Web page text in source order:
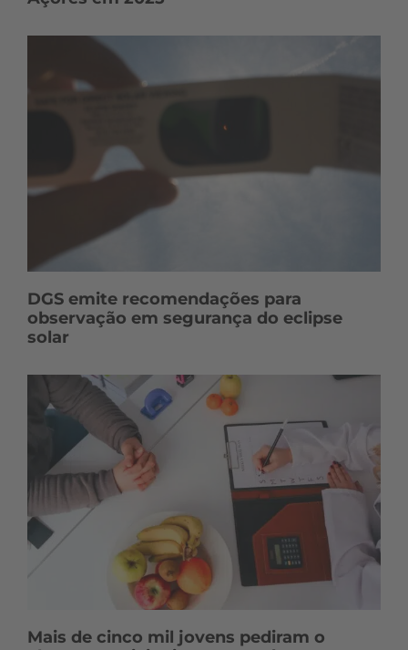
DGS emite recomendações para
observação em segurança do eclipse
solar
Mais de cinco mil jovens pediram o